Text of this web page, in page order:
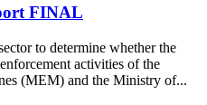
FINAL
to determine whether the
activities of the
(MEM) and the Ministry of...